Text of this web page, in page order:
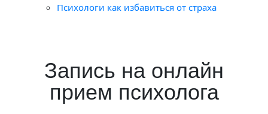
Психологи как избавиться от страха
Запись на онлайн
прием психолога